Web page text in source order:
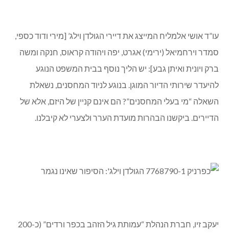
עו”ד אושי אלמליח המייצג את דיירי הגולדן וילג’ [מירי ודוד כספי,
סמדר וירחמיאל (ירימי) אגרט, יפה ויהודה קראוס, חנקה ומשה
ברק ויונית ואיתן גבע]: יש הליך נוסף בבית המשפט הנוגע
להיעדר שירותי הדיור המוגן. בנוגע לניוד המחסנים, נשאלת
השאלה “מי בעלי המחסנים”? הם אינם קניין של היזם, אלא של
הדיירים. ביקשנו הבהרות מועדת הערר ולצערי לא קיבלנו.
יעקב זיו, חברת הנהלת “עמותת גיל הזהב בכפר ורדים” (כ-200